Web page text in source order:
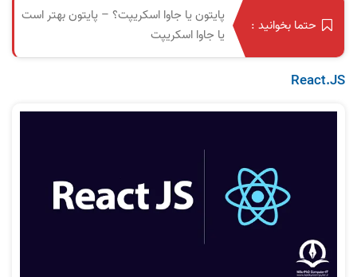
حتما بخوانید :
پایتون یا جاوا اسکریپت؟ – پایتون بهتر است
یا جاوا اسکریپت
React.JS